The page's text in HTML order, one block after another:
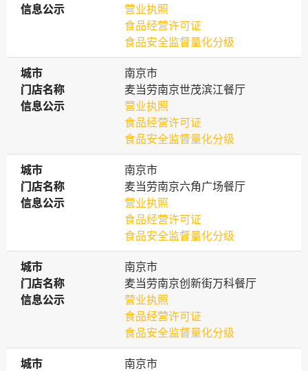
信息公示
信息公示
营业执照
食品经营许可证
食品安全监督量化分级
城市
城市
南京市
门店名称
门店名称
麦当劳南京世茂滨江餐厅
信息公示
信息公示
营业执照
食品经营许可证
食品安全监督量化分级
城市
城市
南京市
门店名称
门店名称
麦当劳南京六角广场餐厅
信息公示
信息公示
营业执照
食品经营许可证
食品安全监督量化分级
城市
城市
南京市
门店名称
门店名称
麦当劳南京创新街万科餐厅
信息公示
信息公示
营业执照
食品经营许可证
食品安全监督量化分级
城市
城市
南京市